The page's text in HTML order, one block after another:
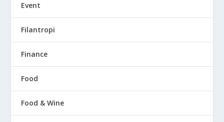
Event
Filantropi
Finance
Food
Food & Wine